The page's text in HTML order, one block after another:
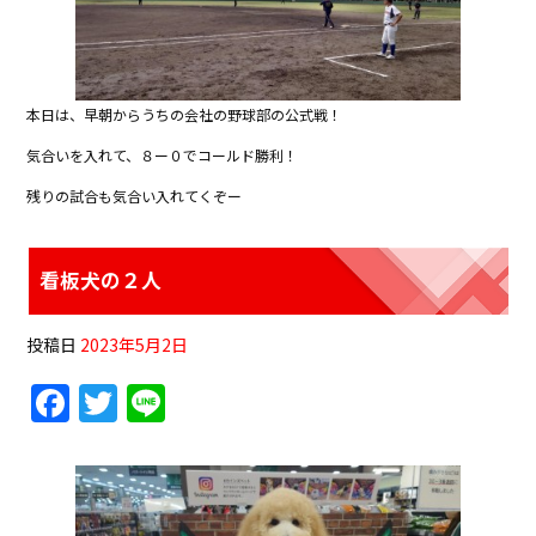
本日は、早朝からうちの会社の野球部の公式戦！
気合いを入れて、８ー０でコールド勝利！
残りの試合も気合い入れてくぞー
看板犬の２人
投稿日 2023年5月2日
F
c
e
T
itt
er
e